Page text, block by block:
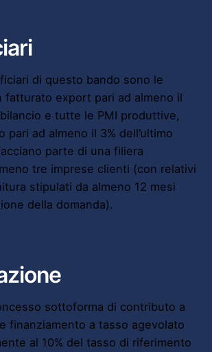
di questo bando sono le
fatturato export pari ad almeno il
bilancio e tutte le PMI produttive,
pari ad almeno il 3% dell’ultimo
parte di una filiera
tre imprese clienti (con relativi
stipulati da almeno 12 mesi
della domanda).
sottoforma di contributo a
finanziamento a tasso agevolato
al 10% del tasso di riferimento